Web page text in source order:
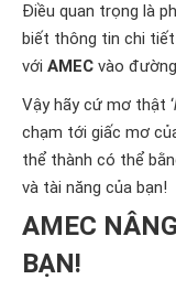
Điều quan trọng là
biết thông tin chi
với AMEC vào
Vậy hãy cứ mơ thật ‘
chạm tới giấc mơ
thể thành có thể
và tài năng của bạn!
AMEC
BẠN!